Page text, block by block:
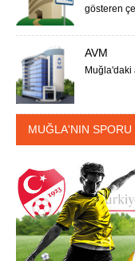
gösteren
AVM
Muğla'daki
MUĞLA'NIN SPORU